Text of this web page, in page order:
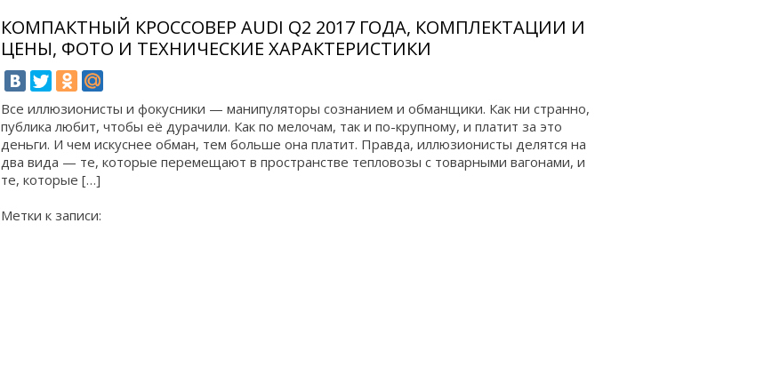
КОМПАКТНЫЙ КРОССОВЕР AUDI Q2 2017 ГОДА, КОМПЛЕКТАЦИИ И
ЦЕНЫ, ФОТО И ТЕХНИЧЕСКИЕ ХАРАКТЕРИСТИКИ
Все иллюзионисты и фокусники — манипуляторы сознанием и обманщики. Как ни странно,
публика любит, чтобы её дурачили. Как по мелочам, так и по-крупному, и платит за это
деньги. И чем искуснее обман, тем больше она платит. Правда, иллюзионисты делятся на
два вида — те, которые перемещают в пространстве тепловозы с товарными вагонами, и
те, которые […]
Метки к записи: